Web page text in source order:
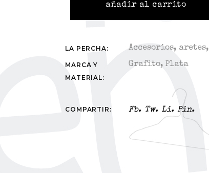
añadir al carrito
LA PERCHA: Accesorios, aretes,
MARCA Y
MATERIAL:
Grafito,Plata
COMPARTIR: Fb. Tw. Li. Pin.